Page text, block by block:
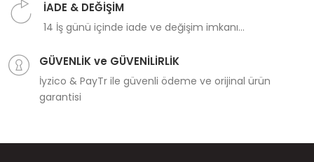
İADE & DEĞİŞİM
14 İş günü içinde iade ve değişim imkanı...
GÜVENLİK ve GÜVENİLİRLİK
İyzico & PayTr ile güvenli ödeme ve orijinal ürün
garantisi